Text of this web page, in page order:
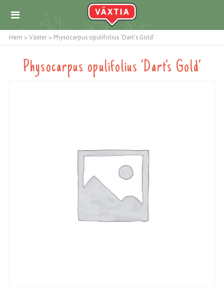
Hem > Växter > Physocarpus opulifolius ’Dart’s Gold’
Physocarpus opulifolius ’Dart’s Gold’